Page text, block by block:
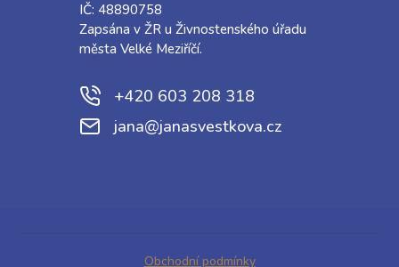
IČ: 48890758
Zapsána v ŽR u Živnostenského úřadu
města Velké Meziříčí.
+420 603 208 318
jana@janasvestkova.cz
Obchodní podmínky